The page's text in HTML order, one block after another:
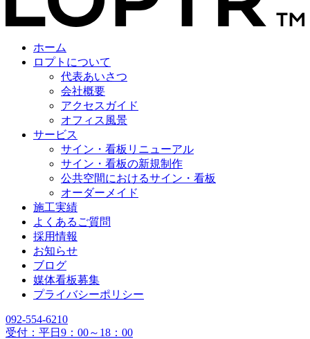
ホーム
ロプトについて
代表あいさつ
会社概要
アクセスガイド
オフィス風景
サービス
サイン・看板リニューアル
サイン・看板の新規制作
公共空間におけるサイン・看板
オーダーメイド
施工実績
よくあるご質問
採用情報
お知らせ
ブログ
媒体看板募集
プライバシーポリシー
092-554-6210
受付：平日9：00～18：00